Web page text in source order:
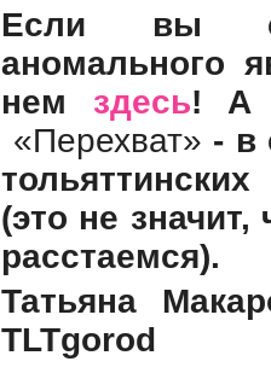
Если вы
аномального
нем здесь! А
«Перехват» - в
(это не
расстаемся).
Татьяна
TLTgorod